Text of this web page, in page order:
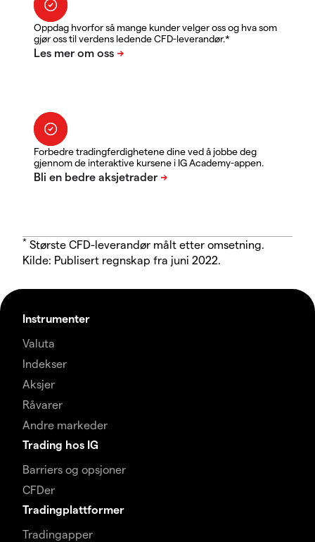
Oppdag hvorfor så mange kunder velger oss og hva som
gjør oss til verdens ledende CFD-leverandør.*
Forbedre tradingferdighetene dine ved å jobbe deg
gjennom de interaktive kursene i IG Academy-appen.
* Største CFD-leverandør målt etter omsetning.
Kilde: Publisert regnskap fra juni 2022.
Instrumenter
Valuta
Indekser
Aksjer
Råvarer
Andre markeder
Trading hos IG
Barriers og opsjoner
CFDer
Tradingplattformer
Tradingapper